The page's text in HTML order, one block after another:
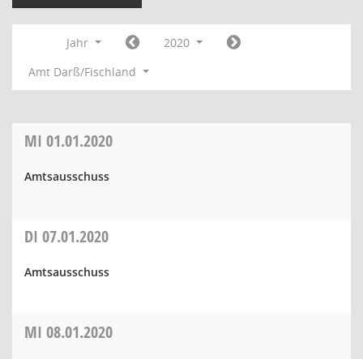
Jahr
2020
Amt Darß/Fischland
MI 01.01.2020
Amtsausschuss
DI 07.01.2020
Amtsausschuss
MI 08.01.2020